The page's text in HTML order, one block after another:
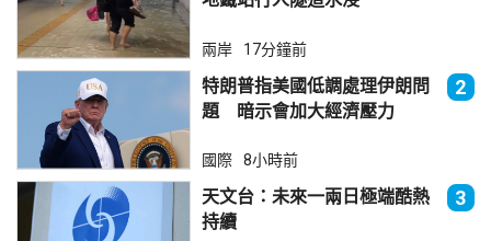
兩岸 17分鐘前
特朗普指美國低調處理伊朗問
題 暗示會加大經濟壓力
2
國際 8小時前
天文台：未來一兩日極端酷熱
持續
3